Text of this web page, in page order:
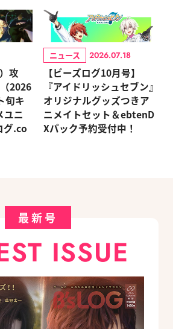
攻
2026
旬キ
ユニ
グ.co
ニュース 2026.07.18
【ビーズログ10月号】
『アイドリッシュセブン』
オリジナルグッズつきア
ニメイトセット＆ebtenD
Xパック予約受付中！
最新号
ISSUE